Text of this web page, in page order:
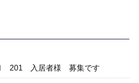
Ⅲ 201 入居者様 募集です